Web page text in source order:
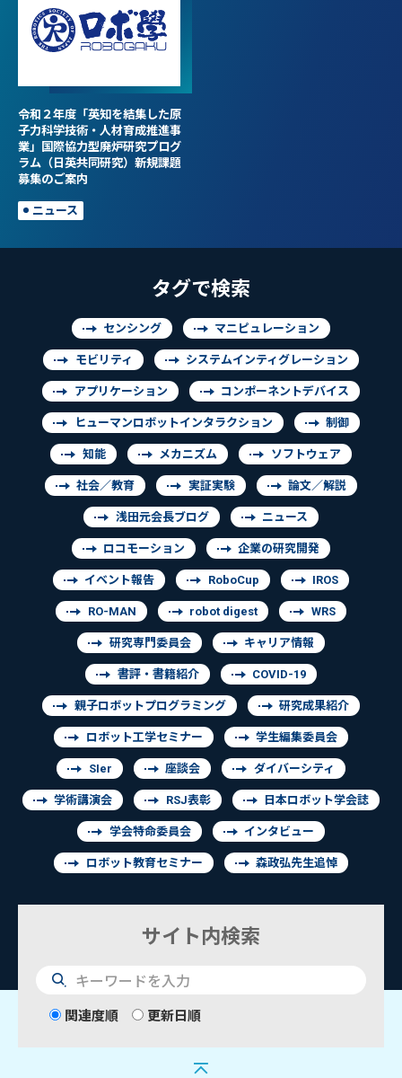
令和２年度「英知を結集した原
子力科学技術・人材育成推進事
業」国際協力型廃炉研究プログ
ラム（日英共同研究）新規課題
募集のご案内
ニュース
タグで検索
センシング マニピュレーション
モビリティ システムインティグレーション
アプリケーション コンポーネントデバイス
ヒューマンロボットインタラクション 制御
知能 メカニズム ソフトウェア
社会／教育 実証実験 論文／解説
浅田元会長ブログ ニュース
ロコモーション 企業の研究開発
イベント報告 RoboCup IROS
RO-MAN robot digest WRS
研究専門委員会 キャリア情報
書評・書籍紹介 COVID-19
親子ロボットプログラミング 研究成果紹介
ロボット工学セミナー 学生編集委員会
SIer 座談会 ダイバーシティ
学術講演会 RSJ表彰 日本ロボット学会誌
学会特命委員会 インタビュー
ロボット教育セミナー 森政弘先生追悼
サイト内検索
検
索
関連度順 更新日順